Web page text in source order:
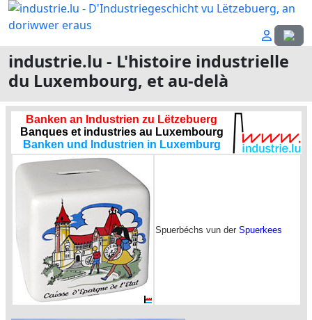
industrie.lu - L'histoire industrielle
du Luxembourg, et au-delà